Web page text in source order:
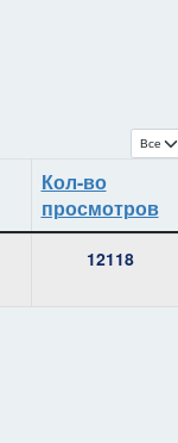
Кол-
Кол-во
просмотров
12118